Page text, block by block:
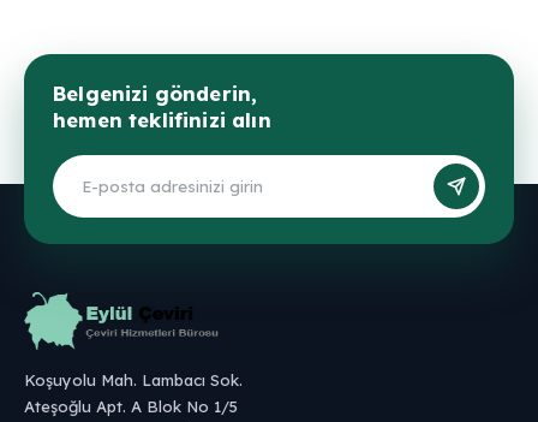
Belgenizi gönderin,
hemen teklifinizi alın
Koşuyolu Mah. Lambacı Sok.
Ateşoğlu Apt. A Blok No 1/5